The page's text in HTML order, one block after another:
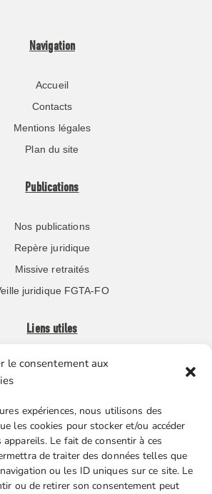
le consentement aux
expériences, nous utilisons des
les cookies pour stocker et/ou accéder
Le fait de consentir à ces
de traiter des données telles que
ou les ID uniques sur ce site. Le
ou de retirer son consentement peut
Navigation
Accueil
Contacts
Mentions légales
Plan du site
Publications
Nos publications
Repère juridique
Missive retraités
juridique FGTA-FO
Liens utiles
Boutique en ligne
Nos partenaires
Gestion des cookies